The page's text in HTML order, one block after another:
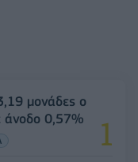
μονάδες ο
άνοδο 0,57%